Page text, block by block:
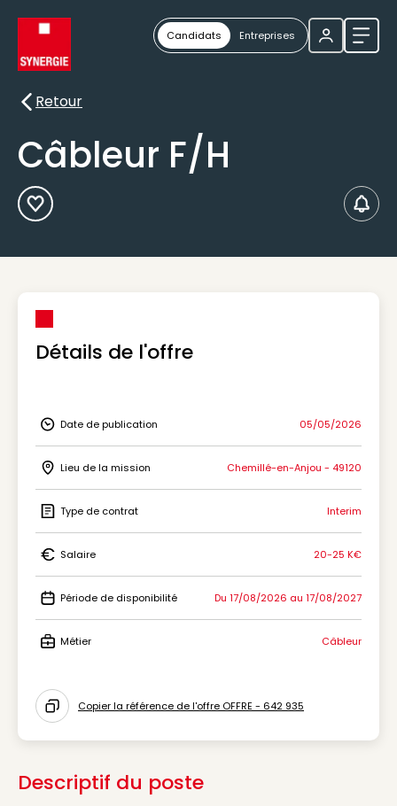
Candidats Entreprises
Retour
Retour
Câbleur F/H
Ajouter aux Favoris
Détails de l'offre
Icon Date de publication
Date de publication 05/05/2026
Icon Lieu de la mission
Lieu de la mission Chemillé-en-Anjou - 49120
Icon Type de contrat
Type de contrat Interim
Icon Salaire
Salaire 20-25 K€
Icon Période de disponibilité
Période de disponibilité Du 17/08/2026 au 17/08/2027
Métier Câbleur
Icon copy to clipboard
Copier la référence de l'offre OFFRE - 642 935
Descriptif du poste